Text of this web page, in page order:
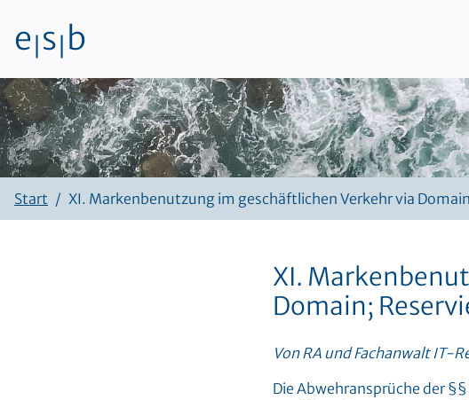
Zum Inhalt
e s b
Start XI. Markenbenutzung im geschäftlichen Verkehr via
XI.
Domain;
Von RA und Fachanwalt IT-
Die Abwehransprüche der